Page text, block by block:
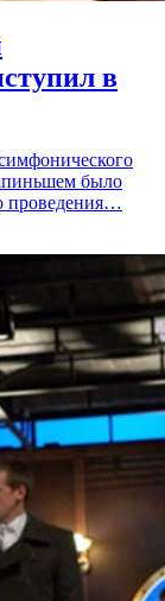
в
было
проведения…